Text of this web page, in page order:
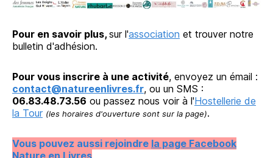
Pour en savoir plus, sur l'association et trouver notre
bulletin d'adhésion.
Pour vous inscrire à une activité, envoyez un émail :
contact@natureenlivres.fr, ou un SMS :
06.83.48.73.56 ou passez nous voir à l'Hostellerie de
la Tour (les horaires d'ouverture sont sur la page).
Vous pouvez aussi rejoindre la page Facebook